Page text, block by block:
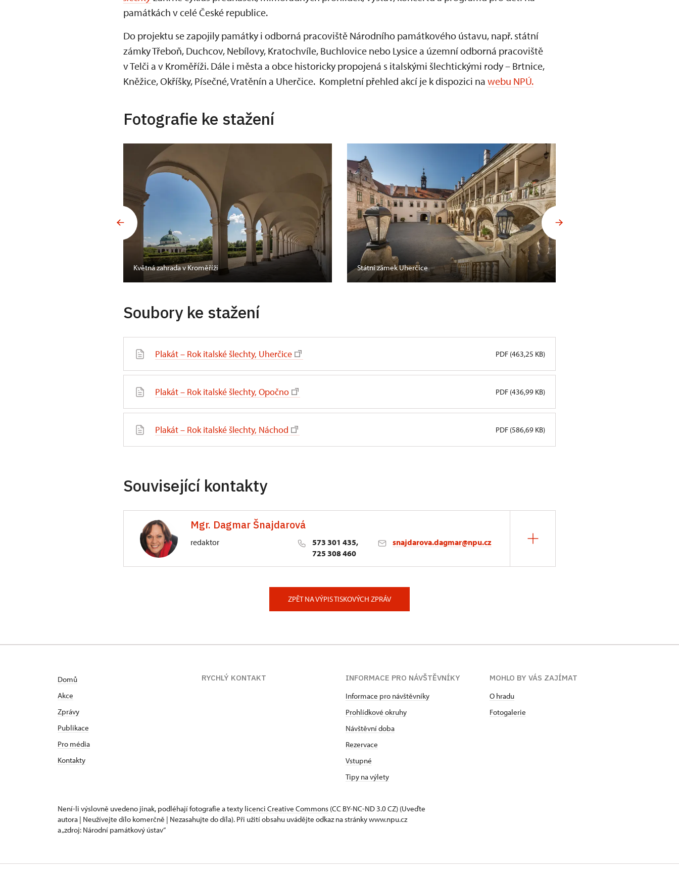
památkách v celé České republice.
Do projektu se zapojily památky i odborná pracoviště Národního památkového ústavu, např. státní
zámky Třeboň, Duchcov, Nebílovy, Kratochvíle, Buchlovice nebo Lysice a územní odborná pracoviště
v Telči a v Kroměříži. Dále i města a obce historicky propojená s italskými šlechtickými rody – Brtnice,
Kněžice, Okříšky, Písečné, Vratěnín a Uherčice. Kompletní přehled akcí je k dispozici na webu NPÚ.
Fotografie ke stažení
Květná zahrada v Kroměříži Státní zámek Uherčice
Soubory ke stažení
Plakát – Rok italské šlechty, Uherčice PDF (463,25 KB)
Plakát – Rok italské šlechty, Opočno PDF (436,99 KB)
Plakát – Rok italské šlechty, Náchod PDF (586,69 KB)
Související kontakty
Mgr. Dagmar Šnajdarová
redaktor
573 301 435,
725 308 460
snajdarova.dagmar@npu.cz
ZPĚT NA VÝPIS TISKOVÝCH ZPRÁV
Domů
Akce
Zprávy
Publikace
Pro média
Kontakty
RYCHLÝ KONTAKT
INFORMACE PRO NÁVŠTĚVNÍKY
Informace pro návštěvníky
Prohlídkové okruhy
Návštěvní doba
Rezervace
Vstupné
Tipy na výlety
MOHLO BY VÁS ZAJÍMAT
O hradu
Fotogalerie
Není-li výslovně uvedeno jinak, podléhají fotografie a texty licenci Creative Commons (CC BY-NC-ND 3.0 CZ) (Uveďte
autora | Neužívejte dílo komerčně | Nezasahujte do díla). Při užití obsahu uvádějte odkaz na stránky www.npu.cz
a „zdroj: Národní památkový ústav“